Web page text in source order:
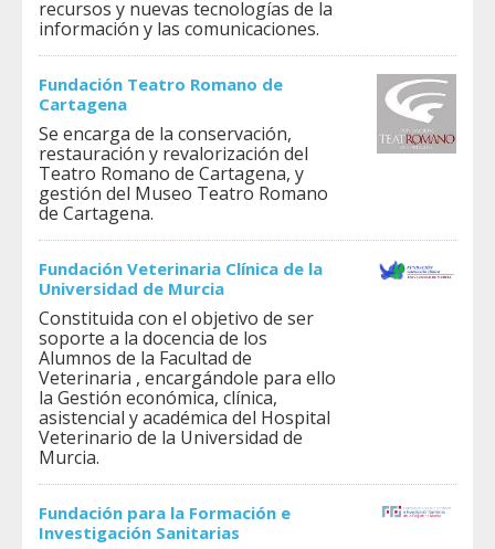
recursos y nuevas tecnologías de la
información y las comunicaciones.
Fundación Teatro Romano de
Cartagena
Se encarga de la conservación,
restauración y revalorización del
Teatro Romano de Cartagena, y
gestión del Museo Teatro Romano
de Cartagena.
Fundación Veterinaria Clínica de la
Universidad de Murcia
Constituida con el objetivo de ser
soporte a la docencia de los
Alumnos de la Facultad de
Veterinaria , encargándole para ello
la Gestión económica, clínica,
asistencial y académica del Hospital
Veterinario de la Universidad de
Murcia.
Fundación para la Formación e
Investigación Sanitarias